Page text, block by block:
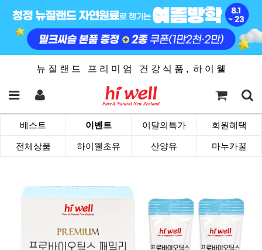
뉴 질 랜 드 프 리 미 엄 건 강 식 품 , 하 이 웰
베스트 이벤트 이달의특가 회원혜택
전체상품 하이웰초유 산양유 마누카꿀